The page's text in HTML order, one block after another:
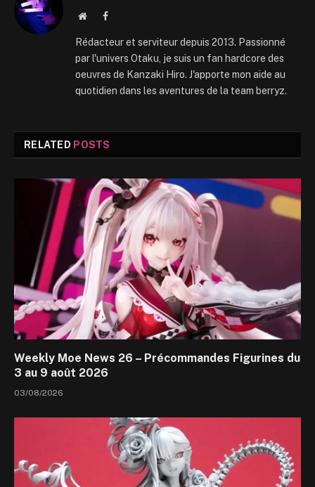
WebsiteFacebook
Rédacteur et serviteur depuis 2013. Passionné
par l'univers Otaku, je suis un fan hardcore des
oeuvres de Kanzaki Hiro. J'apporte mon aide au
quotidien dans les aventures de la team berryz.
RELATED POSTS
Weekly Moe News 26 – Précommandes Figurines du
3 au 9 août 2026
03/08/2026